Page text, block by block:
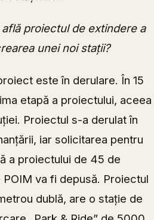
proiectul de extindere a
unei noi stații?
este în derulare. În 15
etapă a proiectului, aceea
Proiectul s-a derulat în
iar solicitarea pentru
a proiectului de 45 de
va fi depusă. Proiectul
dublă, are o stație de